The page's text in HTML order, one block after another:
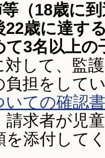
（18歳に
22歳に達す
て3名以上
対して、監
負担をして
ての確認
請求者が児
を添付して